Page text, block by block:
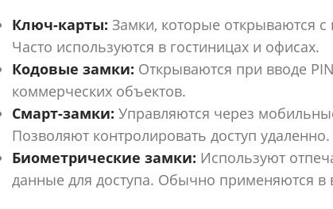
Ключ-карты: Замки, которые открываются
Часто используются в гостиницах и офисах.
Кодовые замки: Открываются при вводе
коммерческих объектов.
Смарт-замки: Управляются через
Позволяют контролировать доступ удаленно.
Биометрические замки: Используют
данные для доступа. Обычно применяются